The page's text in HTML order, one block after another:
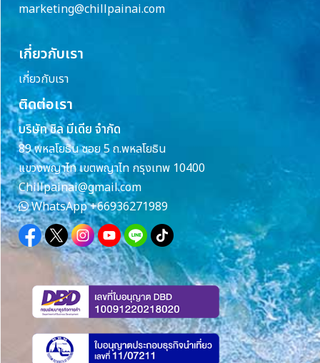
marketing@chillpainai.com
เกี่ยวกับเรา
เกี่ยวกับเรา
ติดต่อเรา
บริษัท ชิล มีเดีย จำกัด
89 พหลโยธิน ซอย 5 ถ.พหลโยธิน
แขวงพญาไท เขตพญาไท กรุงเทพ 10400
Chillpainai@gmail.com
WhatsApp+66936271989